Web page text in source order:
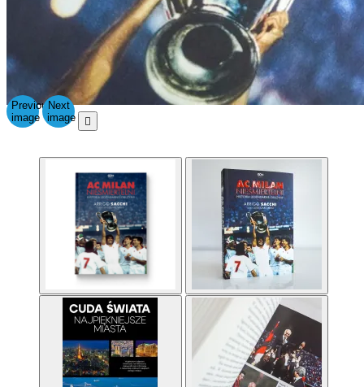
Previous
image
Next
image
